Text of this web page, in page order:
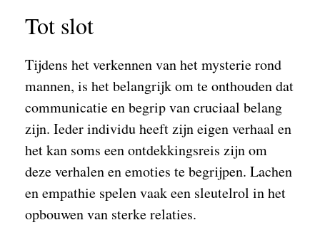
Tot slot
Tijdens het verkennen van het mysterie rond
mannen, is het belangrijk om te onthouden dat
communicatie en begrip van cruciaal belang
zijn. Ieder individu heeft zijn eigen verhaal en
het kan soms een ontdekkingsreis zijn om
deze verhalen en emoties te begrijpen. Lachen
en empathie spelen vaak een sleutelrol in het
opbouwen van sterke relaties.